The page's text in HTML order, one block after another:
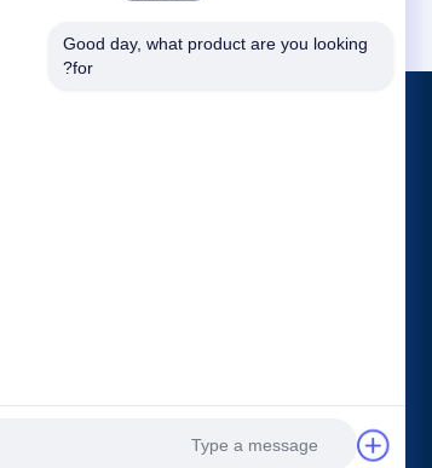
Good day, what product are you looking
for?